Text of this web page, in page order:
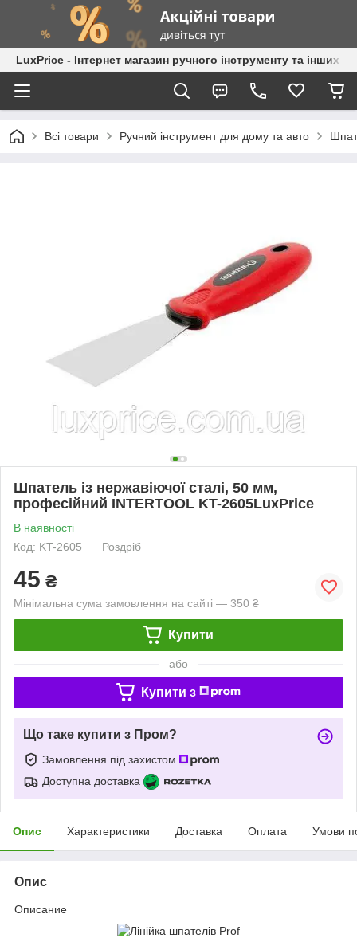
LuxPrice - Інтернет магазин ручного інструменту та інших
Всі товари Ручний інструмент для дому та авто
Шпатель із нержавіючої сталі, 50 мм,
професійний INTERTOOL KT-2605LuxPrice
В наявності
Код: KT-2605
Роздріб
45 ₴
Мінімальна сума замовлення на сайті — 350 ₴
Купити
або
Купити з
Що таке купити з Пром?
Замовлення під захистом
Доступна доставка
Опис Характеристики Доставка Оплата Умови
Опис
Описание